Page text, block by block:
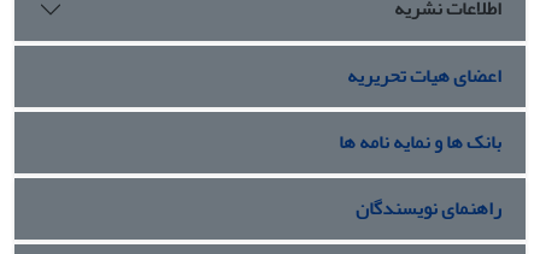
اطلاعات نشریه
اعضای هیات تحریریه
بانک ها و نمایه نامه ها
راهنمای نویسندگان